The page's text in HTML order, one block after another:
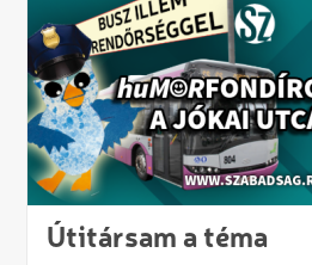
Útitársam a téma